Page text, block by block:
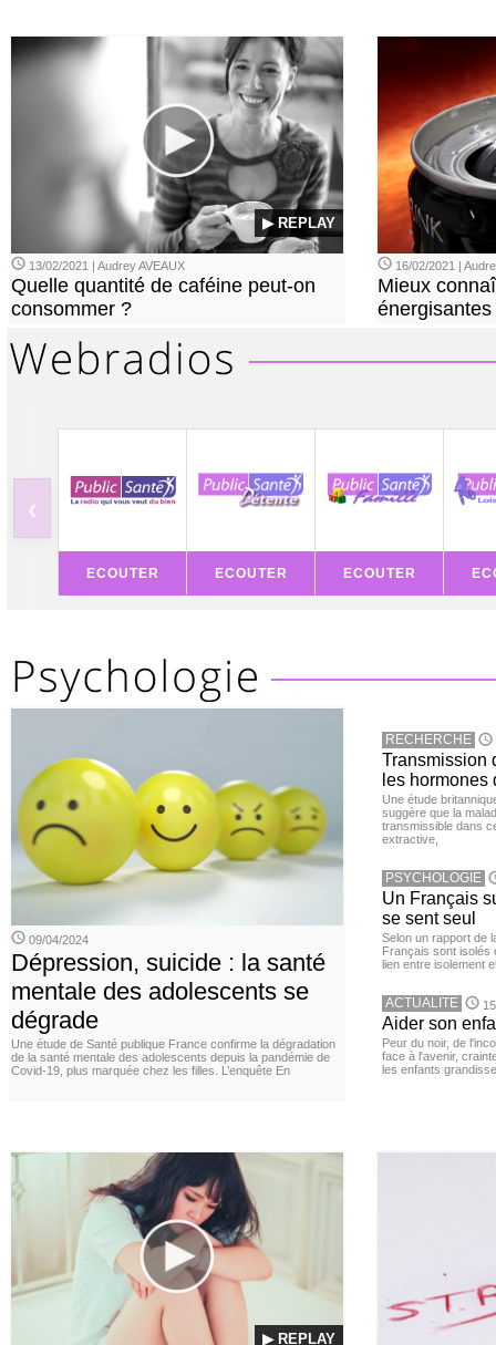
▶ REPLAY
13/02/2021 | Audrey AVEAUX
Quelle quantité de caféine peut-on
consommer ?
16/02/2021 |
Mieux
énergisantes
‹
ECOUTER ECOUTER ECOUTER
09/04/2024
Dépression, suicide : la santé
mentale des adolescents se
dégrade
Une étude de Santé publique France confirme la dégradation
de la santé mentale des adolescents depuis la pandémie de
Covid-19, plus marquée chez les filles. L’enquête En
RECHERCHE
Transmission
les hormones
Une étude
suggère que la
transmissible dans
extractive,
PSYCHOLOGIE
Un Français
se sent seul
Selon un rapport de
Français sont isolés
lien entre isolement
ACTUALITE
Aider son
Peur du noir, de
face à l'avenir,
les enfants
▶ REPLAY